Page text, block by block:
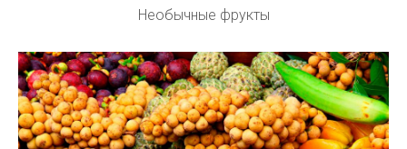
Необычные фрукты